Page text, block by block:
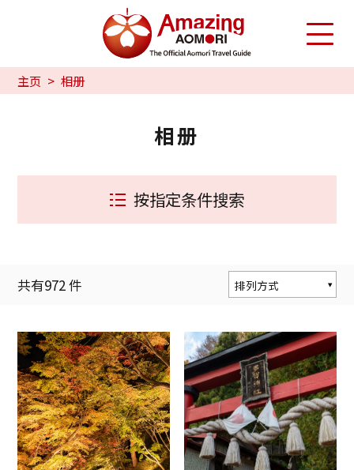
主页 相册
相册
按指定条件搜索
共有972件
排列方式
按更新顺序排序